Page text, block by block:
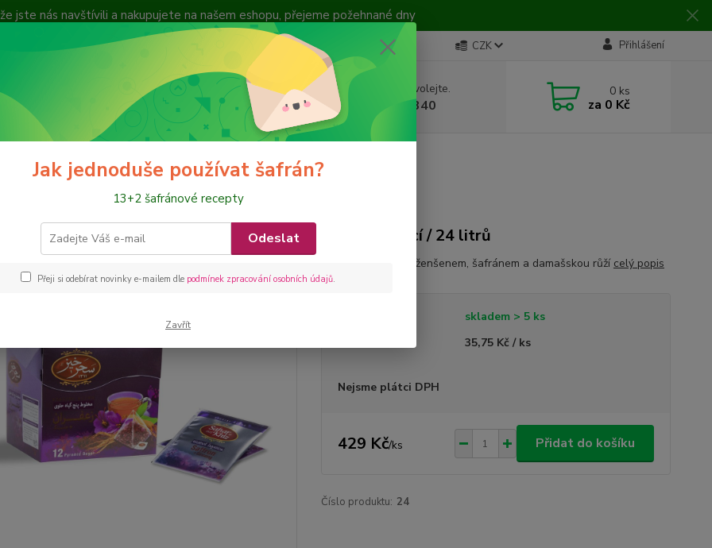
jste nás navštívili a nakupujete na našem eshopu, přejeme požehnané dny
CZK Přihlášení
Hledat Nevíte si rady? Zavolejte.
+420 728 649 340
0 ks
za 0 Kč
a NÁLEVY Šafránový nálev s ženšenem
nálev s ženšenem
24 g/ 12 porcí / 24 litrů
Šafránový nálev s ženšenem, šafránem a damašskou růží celý popis
skladem > 5 ks
35,75 Kč / ks
Nejsme plátci DPH
429 Kč/ks Přidat do košíku
Číslo produktu: 24
Jak jednoduše používat šafrán?
13+2 šafránové recepty
Odeslat
Přeji si odebírat novinky e-mailem dle podmínek zpracování osobních údajů.
Zavřít